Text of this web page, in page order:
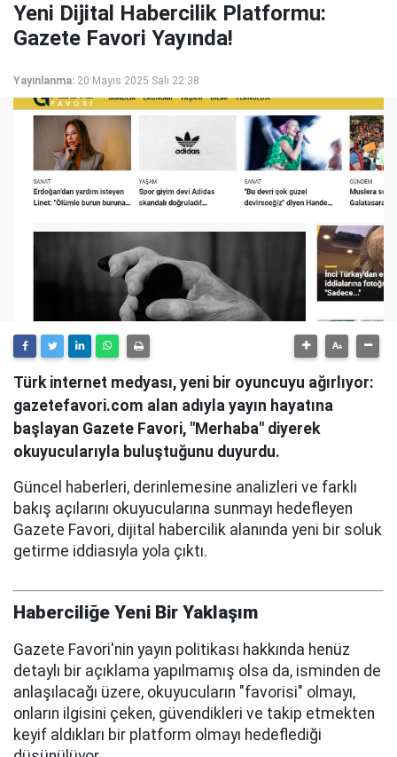
Yeni Dijital Habercilik Platformu:
Gazete Favori Yayında!
Yayınlanma: 20 Mayıs 2025 Salı 22:38
Türk internet medyası, yeni bir oyuncuyu ağırlıyor:
gazetefavori.com alan adıyla yayın hayatına
başlayan Gazete Favori, "Merhaba" diyerek
okuyucularıyla buluştuğunu duyurdu.
Güncel haberleri, derinlemesine analizleri ve farklı
bakış açılarını okuyucularına sunmayı hedefleyen
Gazete Favori, dijital habercilik alanında yeni bir soluk
getirme iddiasıyla yola çıktı.
Haberciliğe Yeni Bir Yaklaşım
Gazete Favori'nin yayın politikası hakkında henüz
detaylı bir açıklama yapılmamış olsa da, isminden de
anlaşılacağı üzere, okuyucuların "favorisi" olmayı,
onların ilgisini çeken, güvendikleri ve takip etmekten
keyif aldıkları bir platform olmayı hedeflediği